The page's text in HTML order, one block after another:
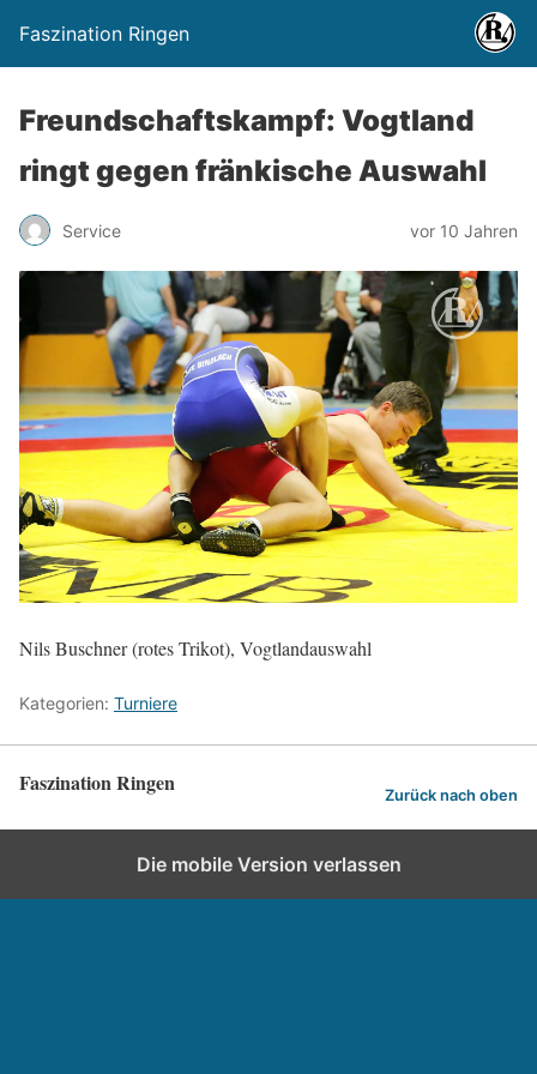
Faszination Ringen
Freundschaftskampf: Vogtland
ringt gegen fränkische Auswahl
Service vor 10 Jahren
Nils Buschner (rotes Trikot), Vogtlandauswahl
Kategorien: Turniere
Faszination Ringen Zurück nach oben
Die mobile Version verlassen